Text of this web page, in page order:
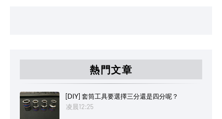
熱門文章
[DIY] 套筒工具要選擇三分還是四分呢？
凌晨12:25